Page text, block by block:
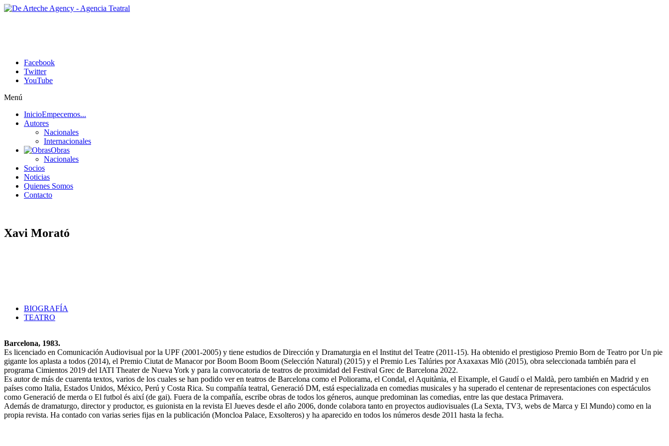
Facebook
Twitter
YouTube
Menú
InicioEmpecemos...
Autores
Nacionales
Internacionales
Obras
Nacionales
Socios
Noticias
Quienes Somos
Contacto
Xavi Morató
BIOGRAFÍA
TEATRO
Barcelona, 1983.
Es licenciado en Comunicación Audiovisual por la UPF (2001-2005) y tiene estudios de Dirección y Dramaturgia en el Institut del Teatre (2011-15). Ha obtenido el prestigioso Premio Born de Teatro por Un pie
gigante los aplasta a todos (2014), el Premio Ciutat de Manacor por Boom Boom Boom (Selección Natural) (2015) y el Premio Les Talúries por Axaxaxas Mlö (2015), obra seleccionada también para el
programa Cimientos 2019 del IATI Theater de Nueva York y para la convocatoria de teatros de proximidad del Festival Grec de Barcelona 2022.
Es autor de más de cuarenta textos, varios de los cuales se han podido ver en teatros de Barcelona como el Poliorama, el Condal, el Aquitània, el Eixample, el Gaudí o el Maldà, pero también en Madrid y en
países como Italia, Estados Unidos, México, Perú y Costa Rica. Su compañía teatral, Generació DM, está especializada en comedias musicales y ha superado el centenar de representaciones con espectáculos
como Generació de merda o El futbol és així (de gai). Fuera de la compañía, escribe obras de todos los géneros, aunque predominan las comedias, entre las que destaca Primavera.
Además de dramaturgo, director y productor, es guionista en la revista El Jueves desde el año 2006, donde colabora tanto en proyectos audiovisuales (La Sexta, TV3, webs de Marca y El Mundo) como en la
propia revista. Ha contado con varias series fijas en la publicación (Moncloa Palace, Exsolteros) y ha aparecido en todos los números desde 2011 hasta la fecha.